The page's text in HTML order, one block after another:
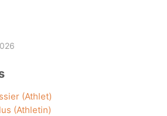
(Athlet)
(Athletin)